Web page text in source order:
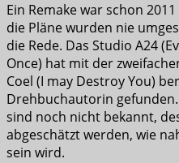
Ein Remake war schon
die Pläne wurden nie
die Rede. Das Studio A24
Once) hat mit der
Coel (I may Destroy You)
Drehbuchautorin
sind noch nicht bekannt,
abgeschätzt werden, wie
sein wird.